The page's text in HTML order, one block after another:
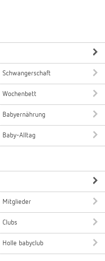
Schwangerschaft
Wochenbett
Babyernährung
Baby-Alltag
Mitglieder
Clubs
Holle babyclub